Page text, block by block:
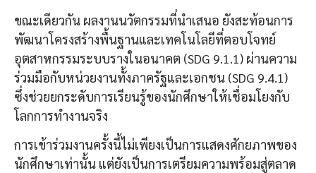
ขณะเดียวกัน ผลงานนวัตกรรมที่นำเสนอ ยังสะท้อนการ
พัฒนาโครงสร้างพื้นฐานและเทคโนโลยีที่ตอบโจทย์
อุตสาหกรรมระบบรางในอนาคต (SDG 9.1.1) ผ่านความ
ร่วมมือกับหน่วยงานทั้งภาครัฐและเอกชน (SDG 9.4.1)
ซึ่งช่วยยกระดับการเรียนรู้ของนักศึกษาให้เชื่อมโยงกับ
โลกการทำงานจริง
การเข้าร่วมงานครั้งนี้ไม่เพียงเป็นการแสดงศักยภาพของ
นักศึกษาเท่านั้น แต่ยังเป็นการเตรียมความพร้อมสู่ตลาด